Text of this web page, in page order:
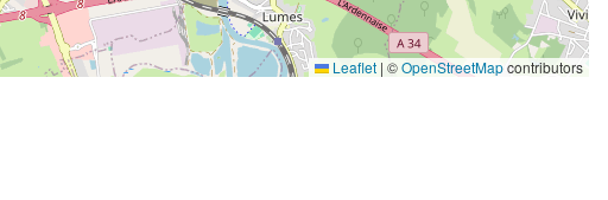
Leaflet | ©OpenStreetMapcontributors